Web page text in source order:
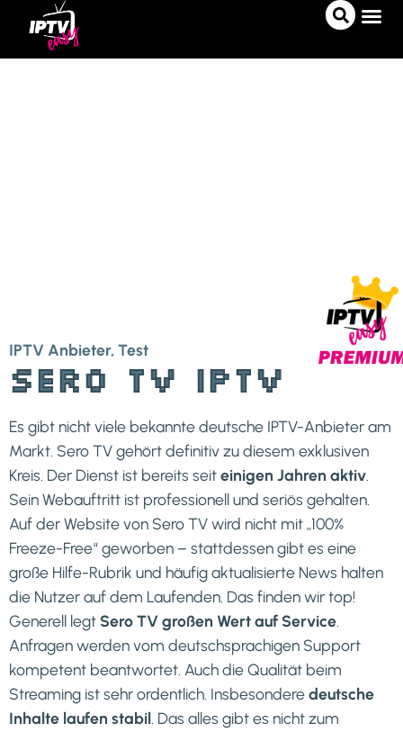
IPTV Anbieter,Test
Sero TV IPTV
Es gibt nicht viele bekannte deutsche IPTV-Anbieter am
Markt. Sero TV gehört definitiv zu diesem exklusiven
Kreis. Der Dienst ist bereits seiteinigen Jahren aktiv
Sein Webauftritt ist professionell und seriös gehalten.
Auf der Website von Sero TV wird nicht mit „100%
Freeze-Free“ geworben – stattdessen gibt es eine
große Hilfe-Rubrik und häufig aktualisierte News halten
die Nutzer auf dem Laufenden. Das finden wir top!
Generell legt Sero TV großen Wert auf Service
Anfragen werden vom deutschsprachigen Support
kompetent beantwortet. Auch die Qualität beim
Streaming ist sehr ordentlich. Insbesonderedeutsche
Inhalte laufen stabil . Das alles gibt es nicht zum